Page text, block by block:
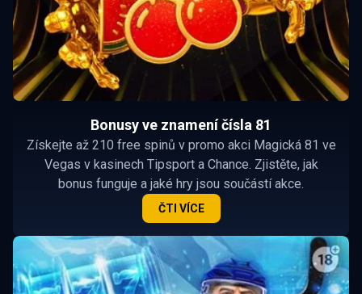
Bonusy ve znamení čísla 81
Získejte až 210 free spinů v promo akci Magická 81 ve
Vegas v kasinech Tipsport a Chance. Zjistěte, jak
bonus funguje a jaké hry jsou součástí akce.
ČTI VÍCE